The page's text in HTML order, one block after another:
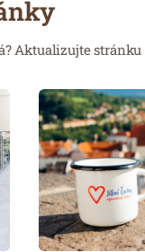
Aktualizujte